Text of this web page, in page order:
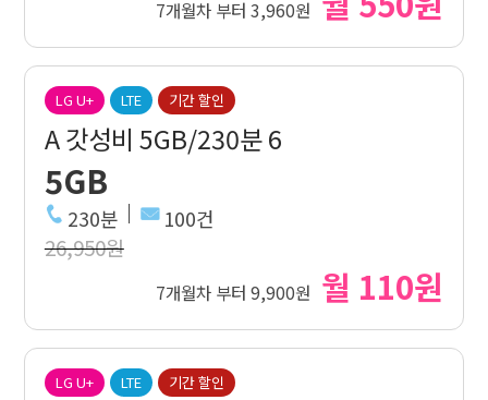
7개월차 부터 3,960원
LG U+ LTE 기간 할인
A 갓성비 5GB/230분 6
5GB
230분 100건
26,950원
7개월차 부터 9,900원 월 110원
LG U+ LTE 기간 할인